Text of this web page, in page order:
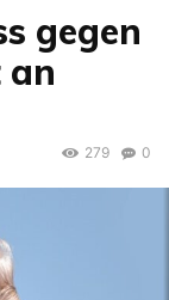
gegen
an
0
279